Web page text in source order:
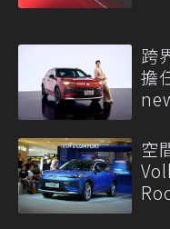
跨
擔
空